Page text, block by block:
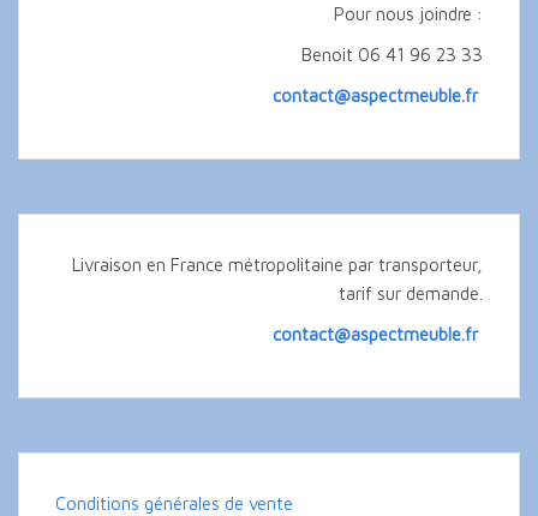
Pour nous joindre :
Benoit 06 41 96 23 33
contact@aspectmeuble.fr
Livraison en France métropolitaine par transporteur,
tarif sur demande.
contact@aspectmeuble.fr
Conditions générales de vente